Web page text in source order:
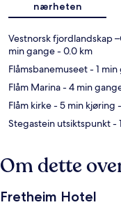
nærheten
Vestnorsk fjordlandskap
min gange- 0.0 km
Flåmsbanemuseet- 1
Flåm Marina- 4 min
Flåm kirke- 5 min kjøring
Stegastein utsiktspunkt-
Om dette
Fretheim Hotel